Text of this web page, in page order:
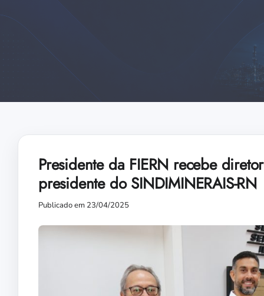
Presidente da FIERN recebe
presidente do SINDIMINERAIS-RN
Publicado em 23/04/2025